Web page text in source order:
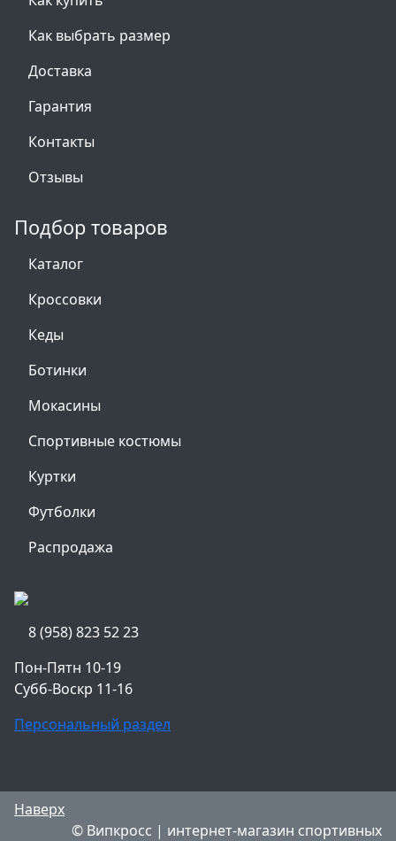
Как выбрать размер
Доставка
Гарантия
Контакты
Отзывы
Подбор товаров
Каталог
Кроссовки
Кеды
Ботинки
Мокасины
Спортивные костюмы
Куртки
Футболки
Распродажа
8 (958) 823 52 23
Пон-Пятн 10-19
Субб-Воскр 11-16
Персональный раздел
Наверх
© Випкросс | интернет-магазин спортивных